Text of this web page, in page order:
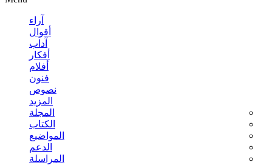
آراء
أقوال
آداب
أفكار
أفلام
فنون
نصوص
المزيد
المجلة
الكتاب
المواضيع
الدعم
المراسلة